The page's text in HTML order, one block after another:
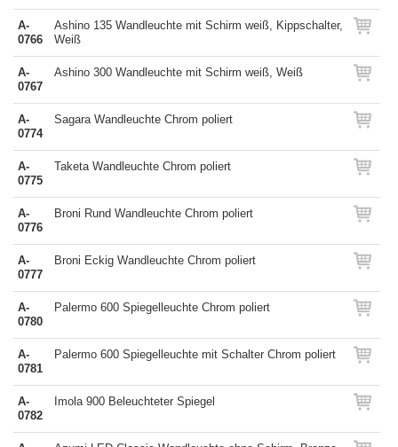
A-
0766
Ashino 135 Wandleuchte mit Schirm weiß, Kippschalter,
Weiß
A-
0767
Ashino 300 Wandleuchte mit Schirm weiß, Weiß
A-
0774
Sagara Wandleuchte Chrom poliert
A-
0775
Taketa Wandleuchte Chrom poliert
A-
0776
Broni Rund Wandleuchte Chrom poliert
A-
0777
Broni Eckig Wandleuchte Chrom poliert
A-
0780
Palermo 600 Spiegelleuchte Chrom poliert
A-
0781
Palermo 600 Spiegelleuchte mit Schalter Chrom poliert
A-
0782
Imola 900 Beleuchteter Spiegel